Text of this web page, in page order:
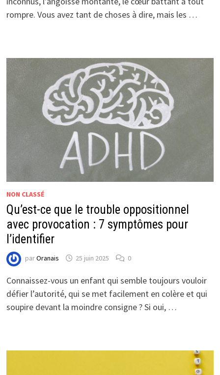
rompre. Vous avez tant de choses à dire, mais les …
NON CLASSÉ
Qu’est-ce que le trouble oppositionnel
avec provocation : 7 symptômes pour
l’identifier
parOranais 25 juin 2025 0
Connaissez-vous un enfant qui semble toujours vouloir
défier l’autorité, qui se met facilement en colère et qui
soupire devant la moindre consigne ? Si oui, …